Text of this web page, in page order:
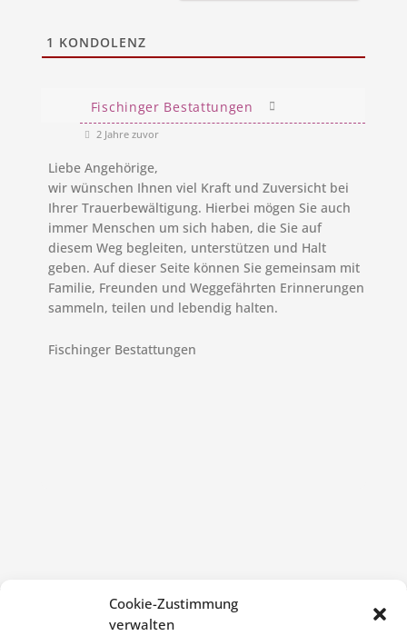
Cookie-Zustimmung
verwalten
1 KONDOLENZ
Fischinger Bestattungen
2 Jahre zuvor
Liebe Angehörige,
wir wünschen Ihnen viel Kraft und Zuversicht bei
Ihrer Trauerbewältigung. Hierbei mögen Sie auch
immer Menschen um sich haben, die Sie auf
diesem Weg begleiten, unterstützen und Halt
geben. Auf dieser Seite können Sie gemeinsam mit
Familie, Freunden und Weggefährten Erinnerungen
sammeln, teilen und lebendig halten.
Fischinger Bestattungen